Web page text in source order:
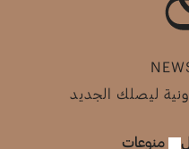
ليصلك الجديد
منوعات